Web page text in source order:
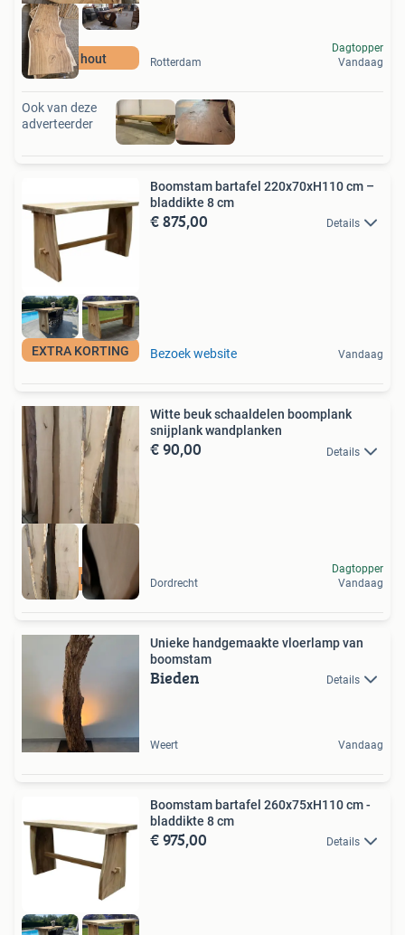
A16 hout Rotterdam
Dagtopper
Vandaag
Ook van deze
adverteerder
EXTRA KORTING
Boomstam bartafel 220x70xH110 cm –
bladdikte 8 cm
€ 875,00 Details
Bezoek website Vandaag
A16 hout
Witte beuk schaaldelen boomplank
snijplank wandplanken
€ 90,00 Details
Dordrecht
Dagtopper
Vandaag
Unieke handgemaakte vloerlamp van
boomstam
Bieden Details
Weert Vandaag
Boomstam bartafel 260x75xH110 cm -
bladdikte 8 cm
€ 975,00 Details